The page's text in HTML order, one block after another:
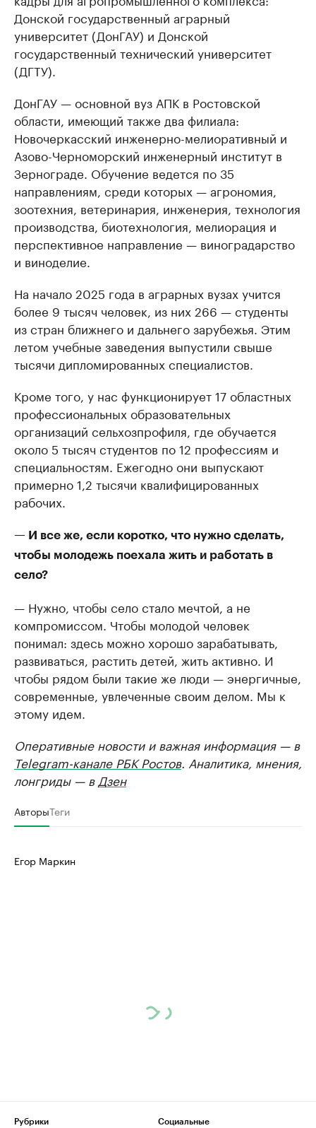
Донской государственный аграрный
университет (ДонГАУ) и Донской
государственный технический университет
(ДГТУ).
ДонГАУ — основной вуз АПК в Ростовской
области, имеющий также два филиала:
Новочеркасский инженерно-мелиоративный и
Азово-Черноморский инженерный институт в
Зернограде. Обучение ведется по 35
направлениям, среди которых — агрономия,
зоотехния, ветеринария, инженерия, технология
производства, биотехнология, мелиорация и
перспективное направление — виноградарство
и виноделие.
На начало 2025 года в аграрных вузах учится
более 9 тысяч человек, из них 266 — студенты
из стран ближнего и дальнего зарубежья. Этим
летом учебные заведения выпустили свыше
тысячи дипломированных специалистов.
Кроме того, у нас функционирует 17 областных
профессиональных образовательных
организаций сельхозпрофиля, где обучается
около 5 тысяч студентов по 12 профессиям и
специальностям. Ежегодно они выпускают
примерно 1,2 тысячи квалифицированных
рабочих.
— И все же, если коротко, что нужно сделать,
чтобы молодежь поехала жить и работать в
село?
— Нужно, чтобы село стало мечтой, а не
компромиссом. Чтобы молодой человек
понимал: здесь можно хорошо зарабатывать,
развиваться, растить детей, жить активно. И
чтобы рядом были такие же люди — энергичные,
современные, увлеченные своим делом. Мы к
этому идем.
Оперативные новости и важная информация — в
Telegram-канале РБК Ростов. Аналитика, мнения,
лонгриды — вДзен
АвторыТеги
Егор Маркин
Рубрики
Социальные